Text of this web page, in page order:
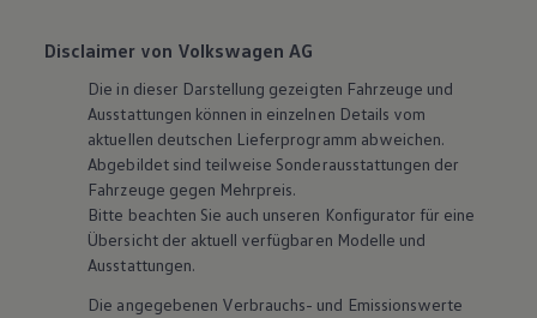
Disclaimer von Volkswagen AG
Die in dieser Darstellung gezeigten Fahrzeuge und
Ausstattungen können in einzelnen Details vom
aktuellen deutschen Lieferprogramm abweichen.
Abgebildet sind teilweise Sonderausstattungen der
Fahrzeuge gegen Mehrpreis.
Bitte beachten Sie auch unseren Konfigurator für eine
Übersicht der aktuell verfügbaren Modelle und
Ausstattungen.
Die angegebenen Verbrauchs- und Emissionswerte